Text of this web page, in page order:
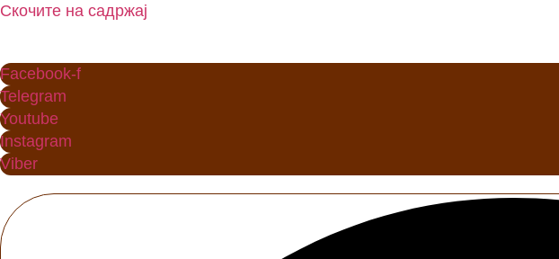
Скочите на садржај
Facebook-f
Telegram
Youtube
Instagram
Viber